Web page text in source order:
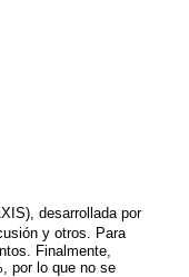
desarrollada por
y otros. Para
Finalmente,
por lo que no se